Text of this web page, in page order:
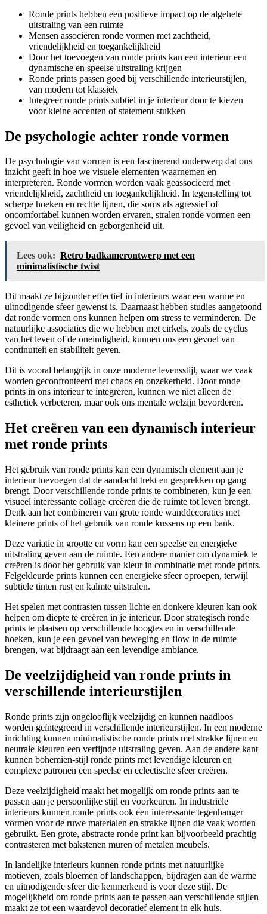
Ronde prints hebben een positieve impact op de algehele
uitstraling van een ruimte
Mensen associëren ronde vormen met zachtheid,
vriendelijkheid en toegankelijkheid
Door het toevoegen van ronde prints kan een interieur een
dynamische en speelse uitstraling krijgen
Ronde prints passen goed bij verschillende interieurstijlen,
van modern tot klassiek
Integreer ronde prints subtiel in je interieur door te kiezen
voor kleine accenten of statement stukken
De psychologie achter ronde vormen
De psychologie van vormen is een fascinerend onderwerp dat ons
inzicht geeft in hoe we visuele elementen waarnemen en
interpreteren. Ronde vormen worden vaak geassocieerd met
vriendelijkheid, zachtheid en toegankelijkheid. In tegenstelling tot
scherpe hoeken en rechte lijnen, die soms als agressief of
oncomfortabel kunnen worden ervaren, stralen ronde vormen een
gevoel van veiligheid en geborgenheid uit.
Lees ook: Retro badkamerontwerp met een
minimalistische twist
Dit maakt ze bijzonder effectief in interieurs waar een warme en
uitnodigende sfeer gewenst is. Daarnaast hebben studies aangetoond
dat ronde vormen ons kunnen helpen om stress te verminderen. De
natuurlijke associaties die we hebben met cirkels, zoals de cyclus
van het leven of de oneindigheid, kunnen ons een gevoel van
continuïteit en stabiliteit geven.
Dit is vooral belangrijk in onze moderne levensstijl, waar we vaak
worden geconfronteerd met chaos en onzekerheid. Door ronde
prints in ons interieur te integreren, kunnen we niet alleen de
esthetiek verbeteren, maar ook ons mentale welzijn bevorderen.
Het creëren van een dynamisch interieur
met ronde prints
Het gebruik van ronde prints kan een dynamisch element aan je
interieur toevoegen dat de aandacht trekt en gesprekken op gang
brengt. Door verschillende ronde prints te combineren, kun je een
visueel interessante collage creëren die de ruimte tot leven brengt.
Denk aan het combineren van grote ronde wanddecoraties met
kleinere prints of het gebruik van ronde kussens op een bank.
Deze variatie in grootte en vorm kan een speelse en energieke
uitstraling geven aan de ruimte. Een andere manier om dynamiek te
creëren is door het gebruik van kleur in combinatie met ronde prints.
Felgekleurde prints kunnen een energieke sfeer oproepen, terwijl
subtiele tinten rust en kalmte uitstralen.
Het spelen met contrasten tussen lichte en donkere kleuren kan ook
helpen om diepte te creëren in je interieur. Door strategisch ronde
prints te plaatsen op verschillende hoogtes en in verschillende
hoeken, kun je een gevoel van beweging en flow in de ruimte
brengen, wat bijdraagt aan een levendige ambiance.
De veelzijdigheid van ronde prints in
verschillende interieurstijlen
Ronde prints zijn ongelooflijk veelzijdig en kunnen naadloos
worden geïntegreerd in verschillende interieurstijlen. In een moderne
inrichting kunnen minimalistische ronde prints met strakke lijnen en
neutrale kleuren een verfijnde uitstraling geven. Aan de andere kant
kunnen bohemien-stijl ronde prints met levendige kleuren en
complexe patronen een speelse en eclectische sfeer creëren.
Deze veelzijdigheid maakt het mogelijk om ronde prints aan te
passen aan je persoonlijke stijl en voorkeuren. In industriële
interieurs kunnen ronde prints ook een interessante tegenhanger
vormen voor de ruwe materialen en strakke lijnen die vaak worden
gebruikt. Een grote, abstracte ronde print kan bijvoorbeeld prachtig
contrasteren met bakstenen muren of metalen meubels.
In landelijke interieurs kunnen ronde prints met natuurlijke
motieven, zoals bloemen of landschappen, bijdragen aan de warme
en uitnodigende sfeer die kenmerkend is voor deze stijl. De
mogelijkheid om ronde prints aan te passen aan verschillende stijlen
maakt ze tot een waardevol decoratief element in elk huis.